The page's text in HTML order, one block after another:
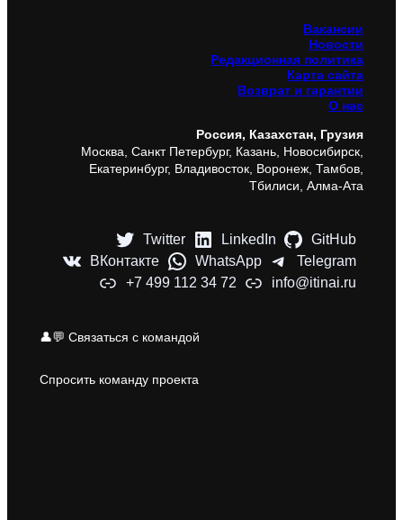
Вакансии
Новости
Редакционная политика
Карта сайта
Возврат и гарантии
О нас
Россия, Казахстан, Грузия
Москва, Санкт Петербург, Казань, Новосибирск,
Екатеринбург, Владивосток, Воронеж, Тамбов,
Тбилиси, Алма-Ата
Twitter LinkedIn
GitHub
ВКонтакте
WhatsApp
Telegram
+7 499 112 34 72
info@itinai.ru
👤💬 Связаться с командой
Спросить команду проекта